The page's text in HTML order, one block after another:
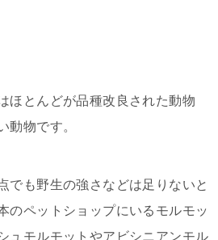
ほとんどが品種改良された動物
動物です。
でも野生の強さなどは足りないと
のペットショップにいるモルモッ
ュモルモットやアビシニアンモル